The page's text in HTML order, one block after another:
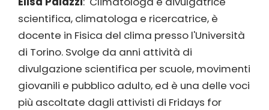
scientifica, climatologa e ricercatrice, è
docente in Fisica del clima presso l'Università
di Torino. Svolge da anni attività di
divulgazione scientifica per scuole, movimenti
giovanili e pubblico adulto, ed è una delle voci
più ascoltate dagli attivisti di Fridays for